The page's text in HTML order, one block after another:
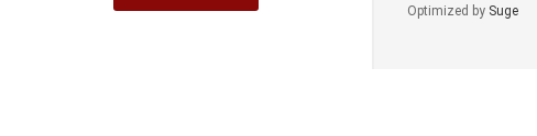
Optimized by Suge